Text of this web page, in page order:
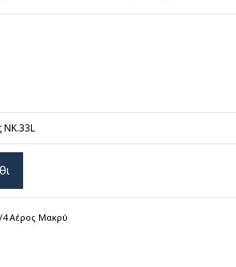
4 Αέρος Μακρύ